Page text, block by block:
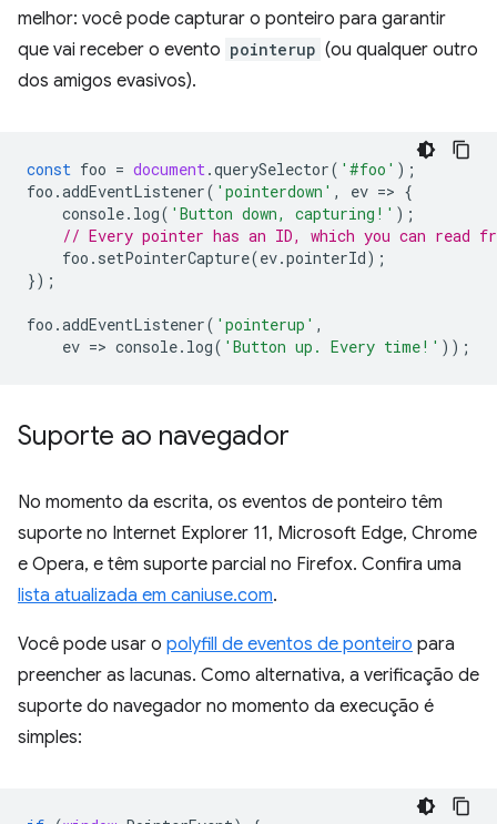
melhor: você pode capturar o ponteiro para garantir
que vai receber o evento pointerup (ou qualquer outro
dos amigos evasivos).
const foo = document.querySelector( '#foo' );
foo .addEventListener( 'pointerdown' , ev => {
console. log( 'Button down, capturing!' );
// Every pointer has an ID, which you can read
foo . setPointerCapture(ev.pointerId);
});
foo .addEventListener( 'pointerup' ,
ev => console. log( 'Button up. Every time!' ));
Suporte ao navegador
No momento da escrita, os eventos de ponteiro têm
suporte no Internet Explorer 11, Microsoft Edge, Chrome
e Opera, e têm suporte parcial no Firefox. Confira uma
lista atualizada em caniuse.com.
Você pode usar o polyfill de eventos de ponteiro para
preencher as lacunas. Como alternativa, a verificação de
suporte do navegador no momento da execução é
simples: